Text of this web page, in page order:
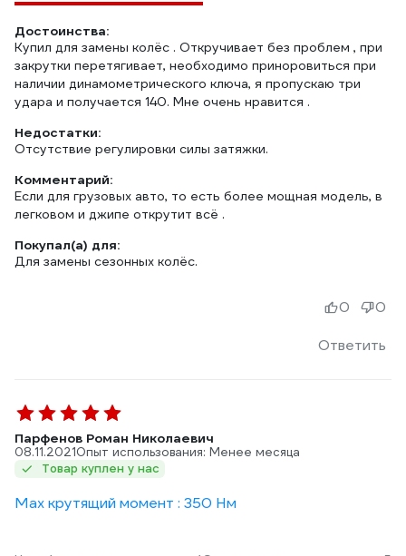
Достоинства:
Купил для замены колёс . Откручивает без проблем , при
закрутки перетягивает, необходимо приноровиться при
наличии динамометрического ключа, я пропускаю три
удара и получается 140. Мне очень нравится .
Недостатки:
Отсутствие регулировки силы затяжки.
Комментарий:
Если для грузовых авто, то есть более мощная модель, в
легковом и джипе открутит всё .
Покупал(а) для:
Для замены сезонных колёс.
Ответить
0 0
Парфенов Роман Николаевич
08.11.2021Опыт использования: Менее месяца
Товар куплен у нас
Max крутящий момент : 350 Нм